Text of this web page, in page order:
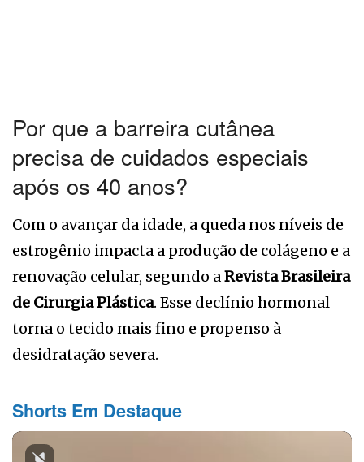
Por que a barreira cutânea
precisa de cuidados especiais
após os 40 anos?
Com o avançar da idade, a queda nos níveis de
estrogênio impacta a produção de colágeno e a
renovação celular, segundo aRevista Brasileira
de Cirurgia Plástica. Esse declínio hormonal
torna o tecido mais fino e propenso à
desidratação severa.
Shorts Em Destaque